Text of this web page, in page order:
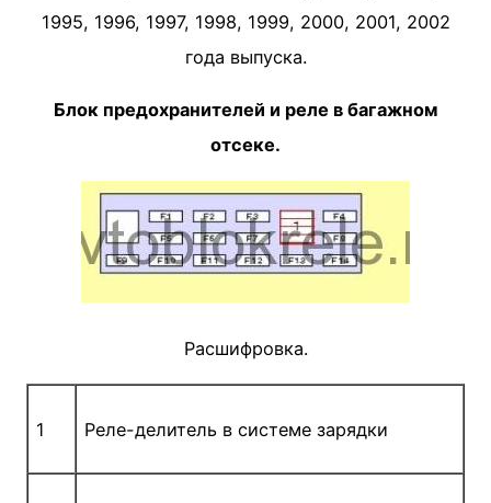
1995, 1996, 1997, 1998, 1999, 2000, 2001, 2002
года выпуска.
Блок предохранителей и реле в багажном
отсеке.
Расшифровка.
1 Реле-делитель в системе зарядки